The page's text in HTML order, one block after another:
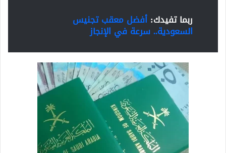
ربما تفيدك: أفضل معقب تجنيس
السعودية.. سرعة في الإنجاز